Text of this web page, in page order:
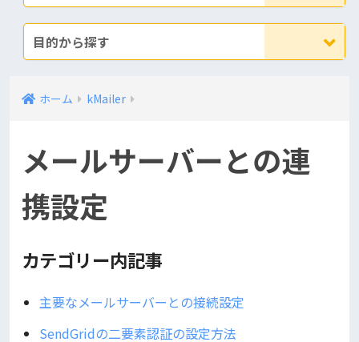
目的から探す
ホーム kMailer
メールサーバーとの連
携設定
カテゴリー内記事
主要なメールサーバーとの接続設定
SendGridの二要素認証の設定方法